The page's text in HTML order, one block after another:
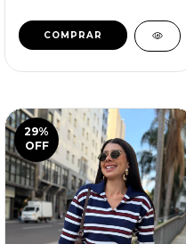
COMPRAR
29%
OFF